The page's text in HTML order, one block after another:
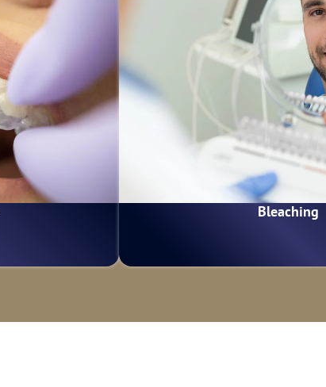
Bleaching